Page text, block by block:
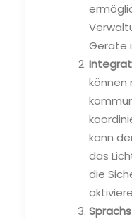
Geräte
können
kann
das
die